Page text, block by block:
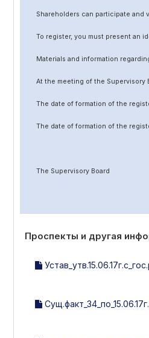
Shareholders can participate
To register, you must present an
Materials and information
At the meeting of the Supervisory
The date of formation of the
The date of formation of the
The Supervisory Board
Проспекты и другая